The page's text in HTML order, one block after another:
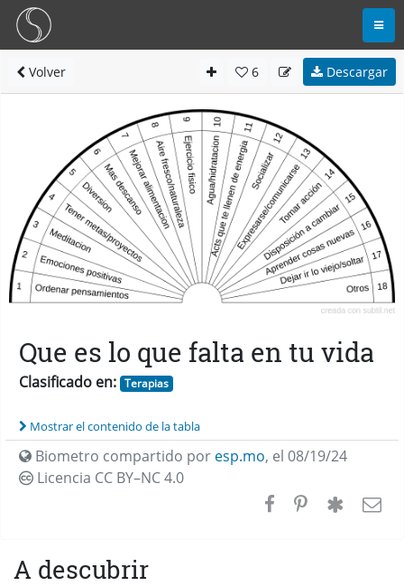
Volver 6 Descargar
Que es lo que falta en tu vida
Clasificado en: Terapias
Mostrar el contenido de la tabla
Biometro compartido por esp.mo, el 08/19/24
Licencia CC BY–NC 4.0
A descubrir